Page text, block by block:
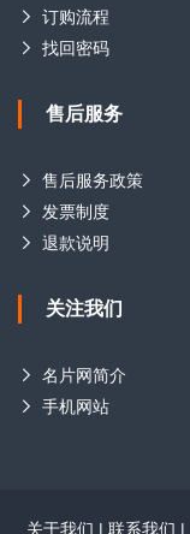
订购流程
找回密码
售后服务
售后服务政策
发票制度
退款说明
关注我们
名片网简介
手机网站
关于我们 | 联系我们 |